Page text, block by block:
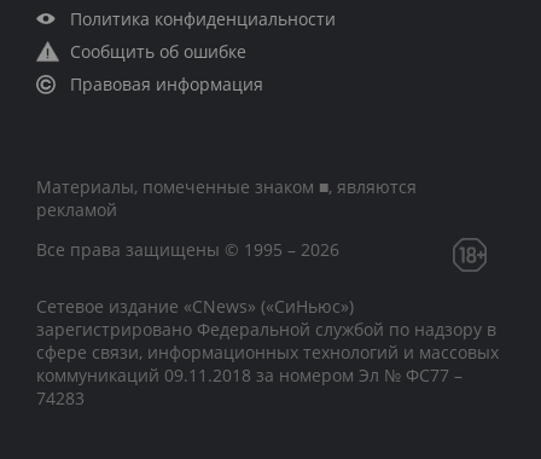
Политика конфиденциальности
Сообщить об ошибке
Правовая информация
Материалы, помеченные знаком ■, являются
рекламой
Все права защищены © 1995 – 2026
Сетевое издание «CNews» («СиНьюс»)
зарегистрировано Федеральной службой по надзору в
сфере связи, информационных технологий и массовых
коммуникаций 09.11.2018 за номером Эл № ФС77 –
74283